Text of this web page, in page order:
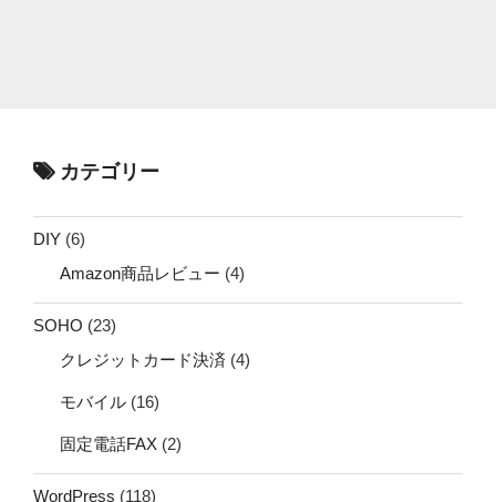
カテゴリー
DIY (6)
Amazon商品レビュー (4)
SOHO (23)
クレジットカード決済 (4)
モバイル (16)
固定電話FAX (2)
WordPress (118)